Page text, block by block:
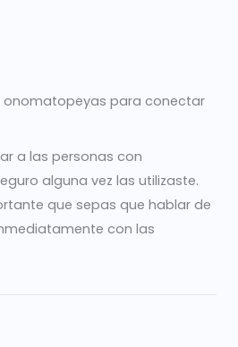
onomatopeyas para conectar
a las personas con
alguna vez las utilizaste.
que sepas que hablar de
con las